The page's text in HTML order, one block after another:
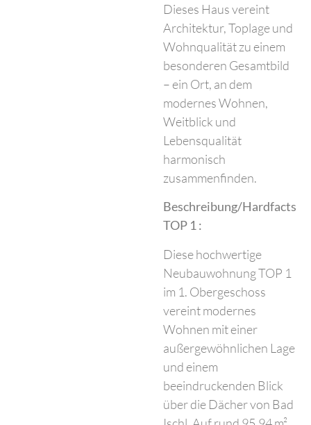
Dieses Haus vereint
Architektur, Toplage und
Wohnqualität zu einem
besonderen Gesamtbild
– ein Ort, an dem
modernes Wohnen,
Weitblick und
Lebensqualität
harmonisch
zusammenfinden.
Beschreibung/Hardfacts
TOP 1 :
Diese hochwertige
Neubauwohnung TOP 1
im 1. Obergeschoss
vereint modernes
Wohnen mit einer
außergewöhnlichen Lage
und einem
beeindruckenden Blick
über die Dächer von Bad